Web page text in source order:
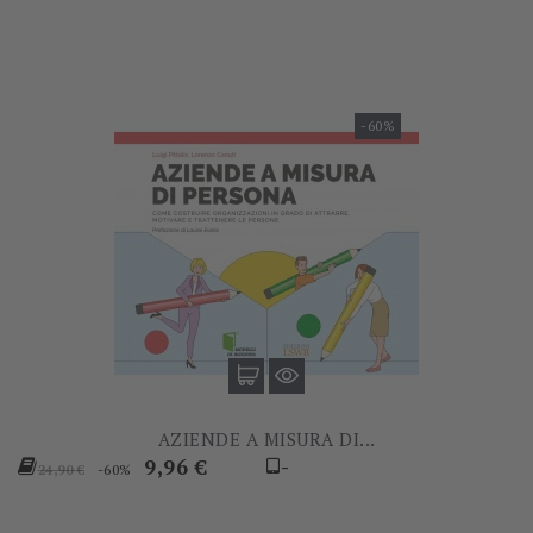
-60%
AZIENDE A MISURA DI...
Prezzo
24,90 € -60% Prezzo
9,96 € -